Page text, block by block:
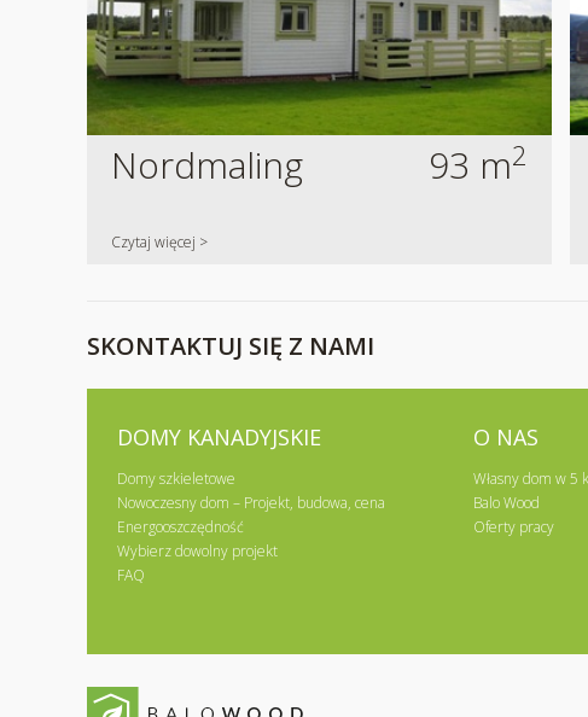
93 m2
Nordmaling
Czytaj więcej >
SKONTAKTUJ SIĘ Z NAMI
DOMY KANADYJSKIE
Domy szkieletowe
Nowoczesny dom – Projekt, budowa, cena
Energooszczędność
Wybierz dowolny projekt
FAQ
O NAS
Własny dom w 5
Balo Wood
Oferty pracy